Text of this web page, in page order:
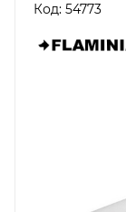
Код: 54773